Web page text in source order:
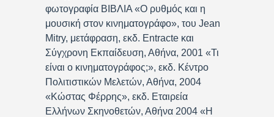
φωτογραφία ΒΙΒΛΙΑ «Ο ρυθμός και η
μουσική στον κινηματογράφο», του Jean
Mitry, μετάφραση, εκδ. Entracte και
Σύγχρονη Εκπαίδευση, Αθήνα, 2001 «Τι
είναι ο κινηματογράφος;», εκδ. Κέντρο
Πολιτιστικών Μελετών, Αθήνα, 2004
«Κώστας Φέρρης», εκδ. Εταιρεία
Ελλήνων Σκηνοθετών, Αθήνα 2004 «Η